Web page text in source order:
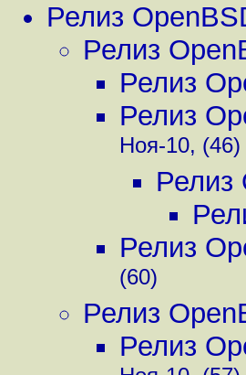
Релиз
Релиз
Релиз
Релиз
Ноя-10, (46)
Релиз
Релиз
(60)
Релиз
Релиз